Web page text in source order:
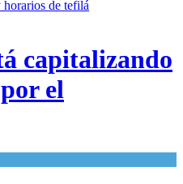
de tefilá
capitalizando
el